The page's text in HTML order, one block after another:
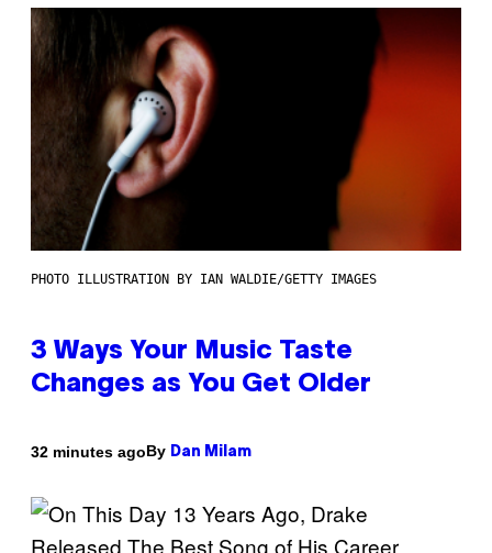
PHOTO ILLUSTRATION BY IAN WALDIE/GETTY IMAGES
3 Ways Your Music Taste
Changes as You Get Older
32 minutes agoBy Dan Milam